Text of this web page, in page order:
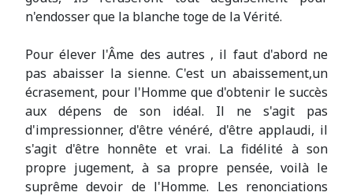
n'endosser que la blanche toge de la Vérité.
Pour élever l'Âme des autres , il faut d'abord ne
pas abaisser la sienne. C'est un abaissement,un
écrasement, pour l'Homme que d'obtenir le succès
aux dépens de son idéal. Il ne s'agit pas
d'impressionner, d'être vénéré, d'être applaudi, il
s'agit d'être honnête et vrai. La fidélité à son
propre jugement, à sa propre pensée, voilà le
suprême devoir de l'Homme. Les renonciations